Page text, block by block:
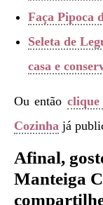
Faça Pipoca
Seleta de
casa e
Ou então clique
Cozinha já
Afinal,
Manteiga